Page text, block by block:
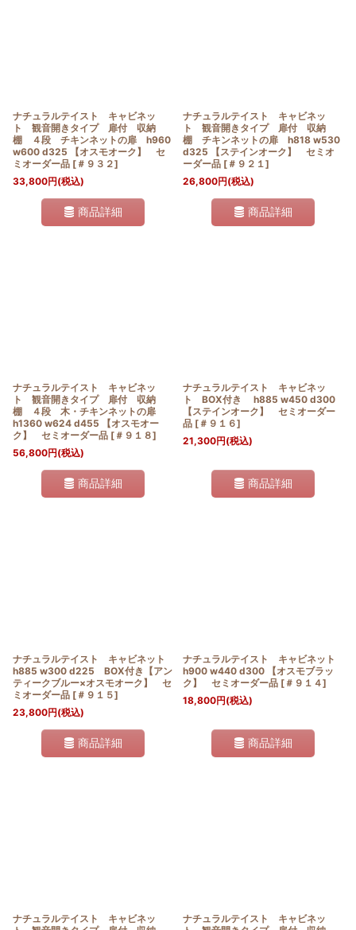
ナチュラルテイスト キャビネッ
ト 観音開きタイプ 扉付 収納
棚 ４段 チキンネットの扉 h960
w600 d325 【オスモオーク】 セ
ミオーダー品 [ ＃９３２]
33,800円(税込)
商品詳細
ナチュラルテイスト キャビネッ
ト 観音開きタイプ 扉付 収納
棚 チキンネットの扉 h818 w530
d325 【ステインオーク】 セミオ
ーダー品 [ ＃９２１]
26,800円(税込)
商品詳細
ナチュラルテイスト キャビネッ
ト 観音開きタイプ 扉付 収納
棚 ４段 木・チキンネットの扉
h1360 w624 d455 【オスモオー
ク】 セミオーダー品 [ ＃９１８]
56,800円(税込)
商品詳細
ナチュラルテイスト キャビネッ
ト BOX付き h885 w450 d300
【ステインオーク】 セミオーダー
品 [ ＃９１６]
21,300円(税込)
商品詳細
ナチュラルテイスト キャビネット
h885 w300 d225 BOX付き【アン
ティークブルー×オスモオーク】 セ
ミオーダー品 [ ＃９１５]
23,800円(税込)
商品詳細
ナチュラルテイスト キャビネット
h900 w440 d300 【オスモブラッ
ク】 セミオーダー品 [ ＃９１４]
18,800円(税込)
商品詳細
ナチュラルテイスト キャビネッ
ナチュラルテイスト キャビネッ